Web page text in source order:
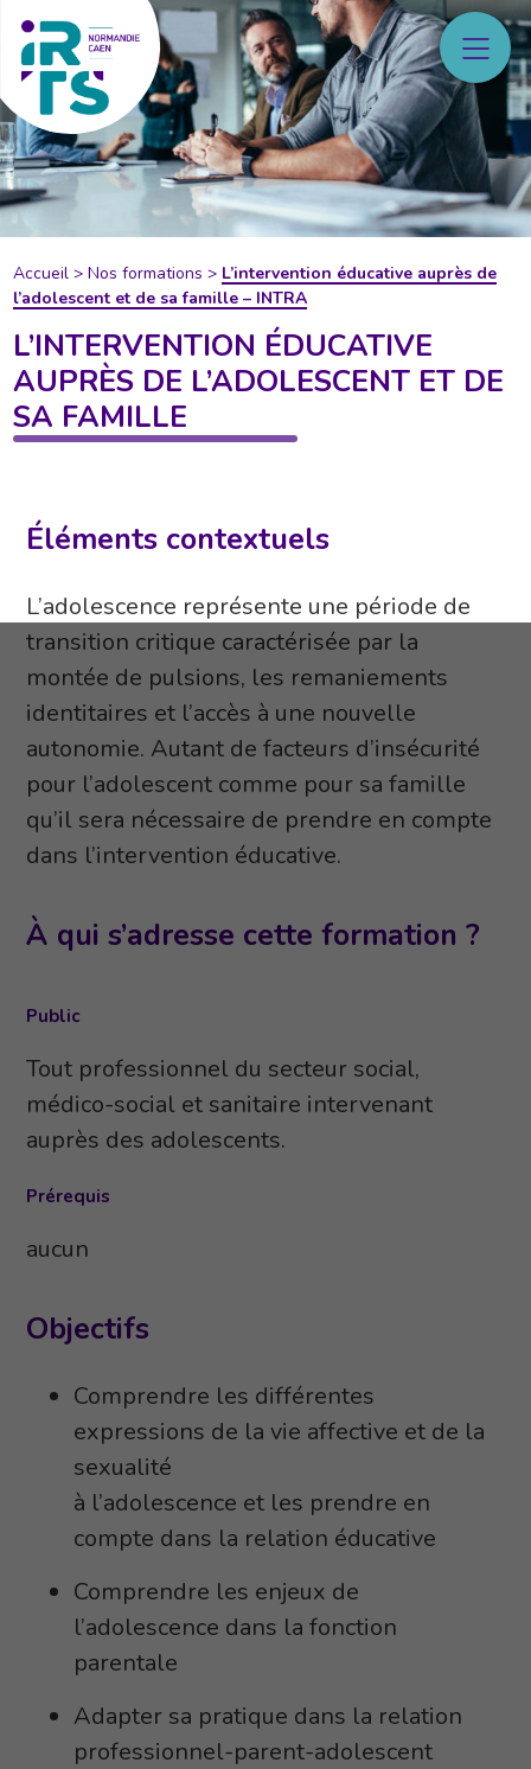
Accueil >Nos formations > L’intervention éducative auprès de
l’adolescent et de sa famille – INTRA
L’INTERVENTION ÉDUCATIVE
AUPRÈS DE L’ADOLESCENT ET DE
SA FAMILLE
Éléments contextuels
L’adolescence représente une période de
transition critique caractérisée par la
montée de pulsions, les remaniements
identitaires et l’accès à une nouvelle
autonomie. Autant de facteurs d’insécurité
pour l’adolescent comme pour sa famille
qu’il sera nécessaire de prendre en compte
dans l’intervention éducative.
À qui s’adresse cette formation ?
Public
Tout professionnel du secteur social,
médico-social et sanitaire intervenant
auprès des adolescents.
Prérequis
aucun
Objectifs
Comprendre les différentes
expressions de la vie affective et de la
sexualité
à l’adolescence et les prendre en
compte dans la relation éducative
Comprendre les enjeux de
l’adolescence dans la fonction
parentale
Adapter sa pratique dans la relation
professionnel-parent-adolescent